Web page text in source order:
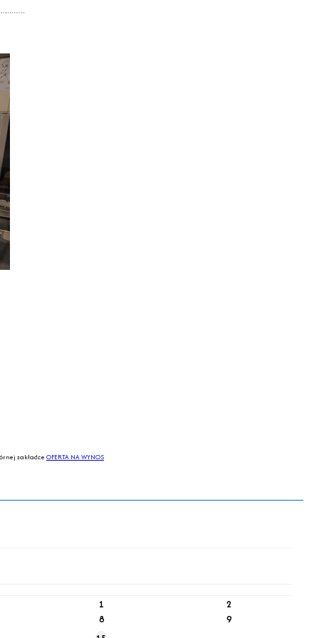
zakładce OFERTA NA WYNOS
1
2
8
9